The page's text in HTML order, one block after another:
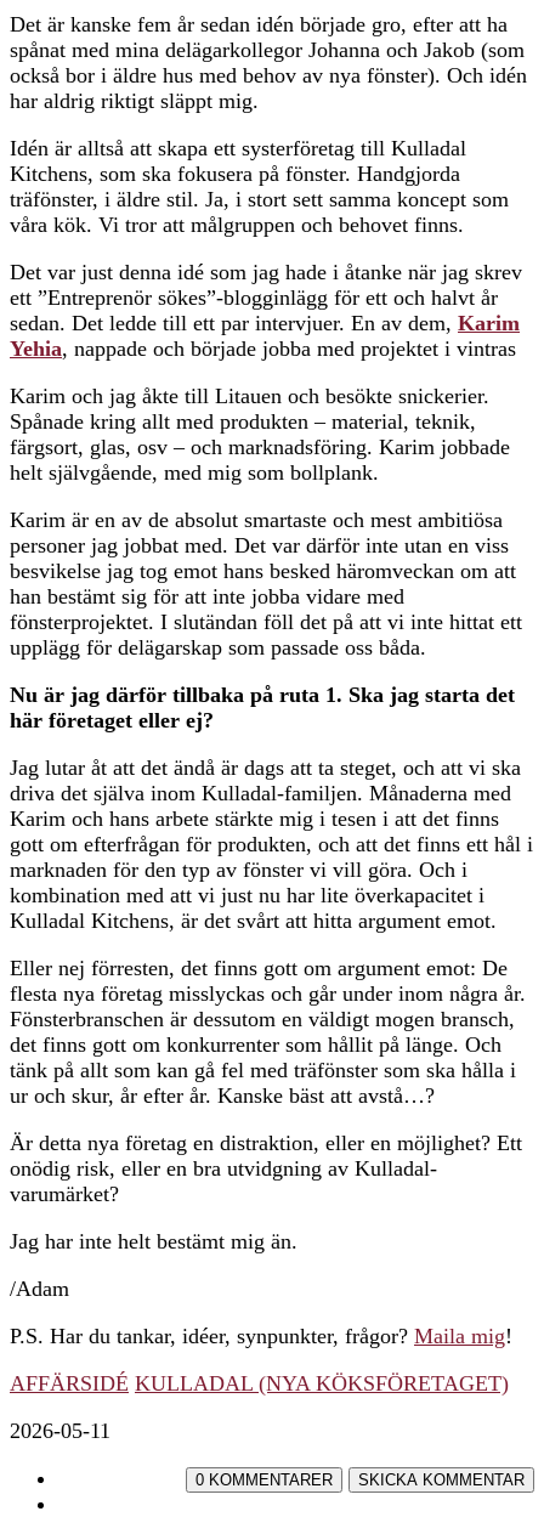
Det är kanske fem år sedan idén började gro, efter att ha
spånat med mina delägarkollegor Johanna och Jakob (som
också bor i äldre hus med behov av nya fönster). Och idén
har aldrig riktigt släppt mig.
Idén är alltså att skapa ett systerföretag till Kulladal
Kitchens, som ska fokusera på fönster. Handgjorda
träfönster, i äldre stil. Ja, i stort sett samma koncept som
våra kök. Vi tror att målgruppen och behovet finns.
Det var just denna idé som jag hade i åtanke när jag skrev
ett ”Entreprenör sökes”-blogginlägg för ett och halvt år
sedan. Det ledde till ett par intervjuer. En av dem, Karim
Yehia, nappade och började jobba med projektet i vintras
Karim och jag åkte till Litauen och besökte snickerier.
Spånade kring allt med produkten – material, teknik,
färgsort, glas, osv – och marknadsföring. Karim jobbade
helt självgående, med mig som bollplank.
Karim är en av de absolut smartaste och mest ambitiösa
personer jag jobbat med. Det var därför inte utan en viss
besvikelse jag tog emot hans besked häromveckan om att
han bestämt sig för att inte jobba vidare med
fönsterprojektet. I slutändan föll det på att vi inte hittat ett
upplägg för delägarskap som passade oss båda.
Nu är jag därför tillbaka på ruta 1. Ska jag starta det
här företaget eller ej?
Jag lutar åt att det ändå är dags att ta steget, och att vi ska
driva det själva inom Kulladal-familjen. Månaderna med
Karim och hans arbete stärkte mig i tesen i att det finns
gott om efterfrågan för produkten, och att det finns ett hål i
marknaden för den typ av fönster vi vill göra. Och i
kombination med att vi just nu har lite överkapacitet i
Kulladal Kitchens, är det svårt att hitta argument emot.
Eller nej förresten, det finns gott om argument emot: De
flesta nya företag misslyckas och går under inom några år.
Fönsterbranschen är dessutom en väldigt mogen bransch,
det finns gott om konkurrenter som hållit på länge. Och
tänk på allt som kan gå fel med träfönster som ska hålla i
ur och skur, år efter år. Kanske bäst att avstå…?
Är detta nya företag en distraktion, eller en möjlighet? Ett
onödig risk, eller en bra utvidgning av Kulladal-
varumärket?
Jag har inte helt bestämt mig än.
/Adam
P.S. Har du tankar, idéer, synpunkter, frågor? Maila mig!
AFFÄRSIDÉ KULLADAL (NYA KÖKSFÖRETAGET)
2026-05-11